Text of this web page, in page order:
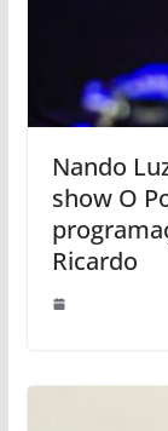
Nando
show O
Ricardo